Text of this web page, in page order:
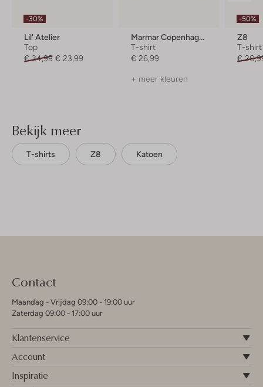
-30%
Lil' Atelier
Top
€ 34,99 € 23,99
Marmar Copenhagen
T-shirt
€ 26,99
+ meer kleuren
-50%
Z8
T-shirt
€
Bekijk meer
T-shirts Z8 Katoen
Contact
Maandag - Vrijdag 09:00 - 19:00 uur
Zaterdag 09:00 - 17:00 uur
Klantenservice
Account
Inspiratie